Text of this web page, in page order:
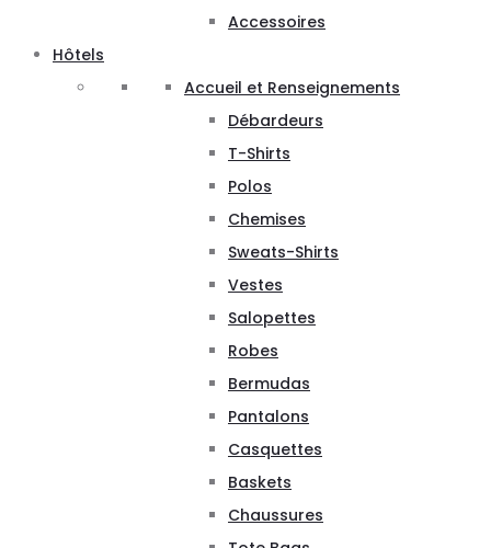
Accessoires
Hôtels
Accueil et Renseignements
Débardeurs
T-Shirts
Polos
Chemises
Sweats-Shirts
Vestes
Salopettes
Robes
Bermudas
Pantalons
Casquettes
Baskets
Chaussures